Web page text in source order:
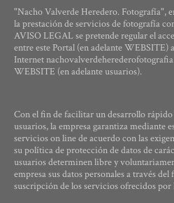
"Nacho Valverde Heredero. Fotografía",
la prestación de servicios de fotografía
AVISO LEGAL se pretende regular el
entre este Portal (en adelante WEBSITE)
Internet
WEBSITE (en adelante usuarios).
Con el fin de facilitar un desarrollo
usuarios, la empresa garantiza mediante
servicios on line de acuerdo con las
su política de protección de datos de
usuarios determinen libre y
empresa sus datos personales a través
suscripción de los servicios ofrecidos